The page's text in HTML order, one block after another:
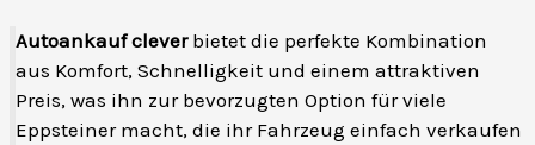
Autoankauf cleverbietet die perfekte Kombination
aus Komfort, Schnelligkeit und einem attraktiven
Preis, was ihn zur bevorzugten Option für viele
Eppsteiner macht, die ihr Fahrzeug einfach verkaufen